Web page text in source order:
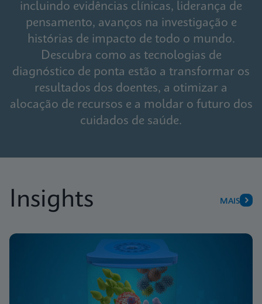
incluindo evidências clínicas, liderança de
pensamento, avanços na investigação e
histórias de impacto de todo o mundo.
Descubra como as tecnologias de
diagnóstico de ponta estão a transformar os
resultados dos doentes, a otimizar a
alocação de recursos e a moldar o futuro dos
cuidados de saúde.
Insights MAIS